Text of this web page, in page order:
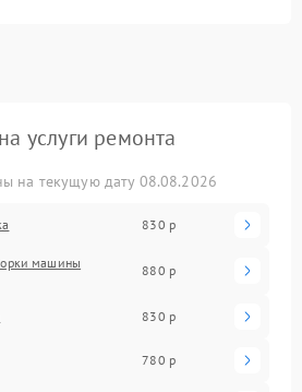
услуги ремонта
на текущую дату 08.08.2026
830 р
машины
880 р
830 р
780 р